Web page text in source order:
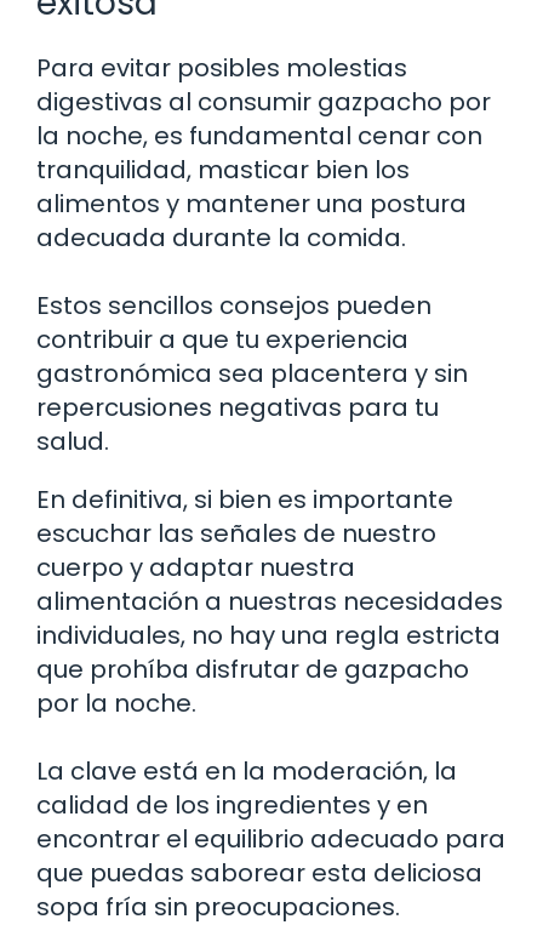
Para evitar posibles molestias
digestivas al consumir gazpacho por
la noche, es fundamental cenar con
tranquilidad, masticar bien los
alimentos y mantener una postura
adecuada durante la comida.
Estos sencillos consejos pueden
contribuir a que tu experiencia
gastronómica sea placentera y sin
repercusiones negativas para tu
salud.
En definitiva, si bien es importante
escuchar las señales de nuestro
cuerpo y adaptar nuestra
alimentación a nuestras necesidades
individuales, no hay una regla estricta
que prohíba disfrutar de gazpacho
por la noche.
La clave está en la moderación, la
calidad de los ingredientes y en
encontrar el equilibrio adecuado para
que puedas saborear esta deliciosa
sopa fría sin preocupaciones.